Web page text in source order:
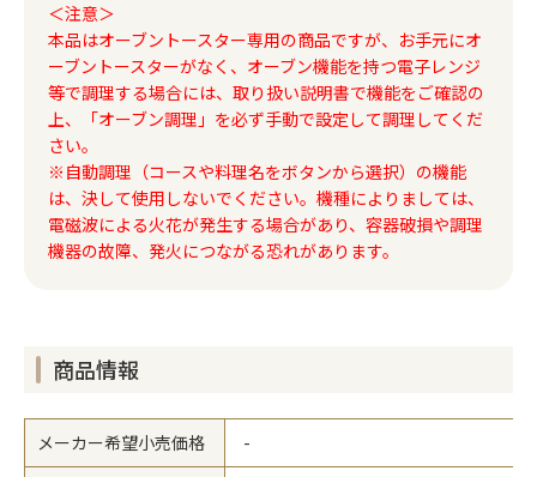
＜注意＞
本品はオーブントースター専用の商品ですが、お手元にオ
ーブントースターがなく、オーブン機能を持つ電子レンジ
等で調理する場合には、取り扱い説明書で機能をご確認の
上、「オーブン調理」を必ず手動で設定して調理してくだ
さい。
※自動調理（コースや料理名をボタンから選択）の機能
は、決して使用しないでください。機種によりましては、
電磁波による火花が発生する場合があり、容器破損や調理
機器の故障、発火につながる恐れがあります。
商品情報
メーカー希望小売価格
-